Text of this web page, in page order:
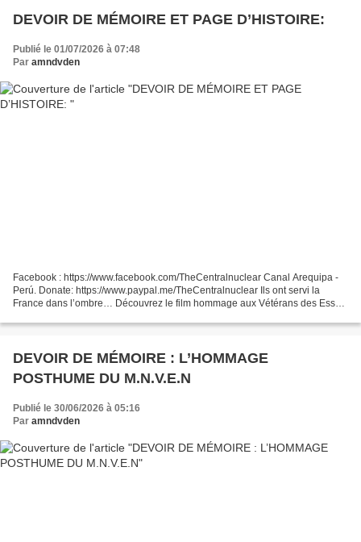
DEVOIR DE MÉMOIRE ET PAGE D’HISTOIRE:
Publié le 01/07/2026 à 07:48
Par amndvden
Facebook : https://www.facebook.com/TheCentralnuclear Canal Arequipa -
Perú. Donate: https://www.paypal.me/TheCentralnuclear Ils ont servi la
France dans l’ombre… Découvrez le film hommage aux Vétérans des Essais
DEVOIR DE MÉMOIRE : L’HOMMAGE
POSTHUME DU M.N.V.E.N
Publié le 30/06/2026 à 05:16
Par amndvden